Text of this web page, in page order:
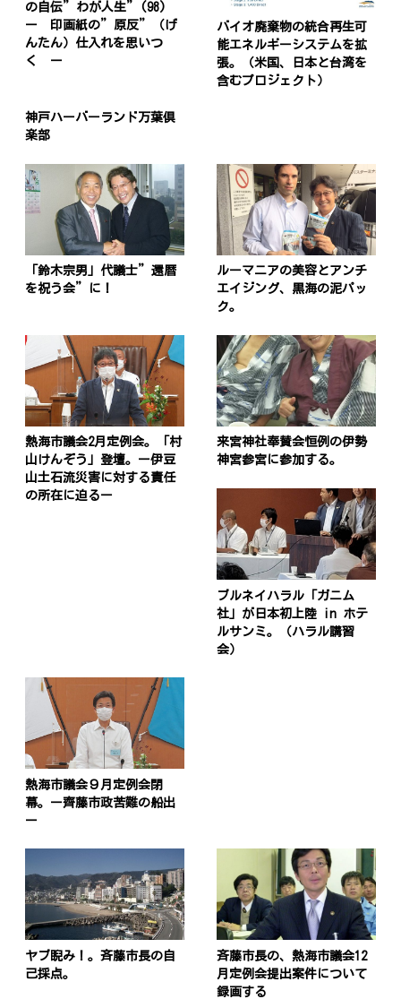
の自伝”わが人生”(98)
ー 印画紙の”原反”（げ
んたん）仕入れを思いつ
く ー
バイオ廃棄物の統合再生可
能エネルギーシステムを拡
張。（米国、日本と台湾を
含むプロジェクト）
神戸ハーバーランド万葉倶
楽部
「鈴木宗男」代議士”還暦
を祝う会”に！
ルーマニアの美容とアンチ
エイジング、黒海の泥パッ
ク。
熱海市議会2月定例会。「村
山けんぞう」登壇。ー伊豆
山土石流災害に対する責任
の所在に迫るー
来宮神社奉賛会恒例の伊勢
神宮参宮に参加する。
ブルネイハラル「ガニム
社」が日本初上陸 in ホテ
ルサンミ。（ハラル講習
会）
熱海市議会９月定例会閉
幕。ー齊藤市政苦難の船出
ー
ヤブ睨み！。斉藤市長の自
己採点。
斉藤市長の、熱海市議会12
月定例会提出案件について
録画する